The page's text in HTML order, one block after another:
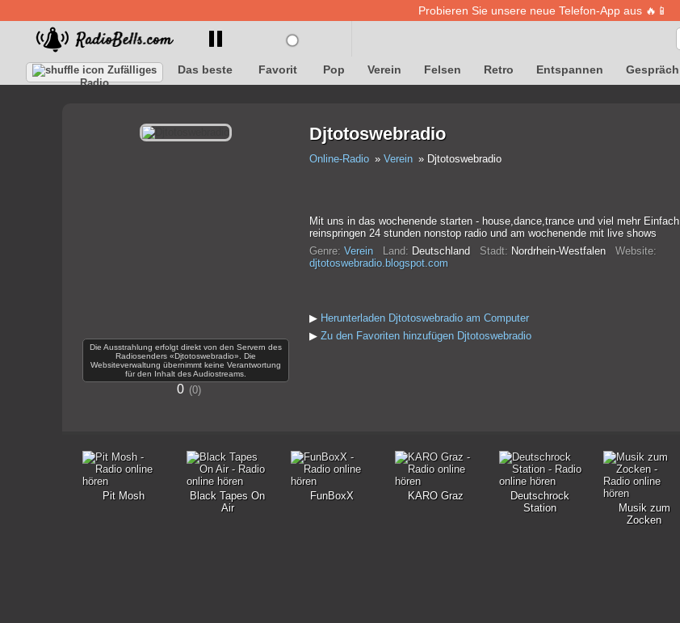
Probieren Sie unsere neue Telefon-App aus 🔥📱
Zufälliges
Radio
Das beste Favorit Pop Verein Felsen Retro Entspannen Gespräch
Die Ausstrahlung erfolgt direkt von den Servern des
Radiosenders «Djtotoswebradio». Die
Websiteverwaltung übernimmt keine Verantwortung
für den Inhalt des Audiostreams.
0 0
Djtotoswebradio
Online-Radio Verein Djtotoswebradio
Mit uns in das wochenende starten - house,dance,trance und viel mehr Einfach
reinspringen 24 stunden nonstop radio und am wochenende mit live shows
Genre: Verein Land: Deutschland Stadt: Nordrhein-Westfalen Website:
djtotoswebradio.blogspot.com
▶ Herunterladen Djtotoswebradio am Computer
▶ Zu den Favoriten hinzufügen Djtotoswebradio
Pit Mosh
Black Tapes On
Air
FunBoxX KARO Graz
Deutschrock
Station
Musik zum
Zocken